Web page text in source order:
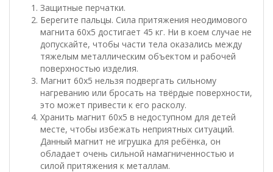
Защитные перчатки.
Берегите пальцы. Сила притяжения неодимового
магнита 60х5 достигает 45 кг. Ни в коем случае не
допускайте, чтобы части тела оказались между
тяжелым металлическим объектом и рабочей
поверхностью изделия.
Магнит 60х5 нельзя подвергать сильному
нагреванию или бросать на твёрдые поверхности,
это может привести к его расколу.
Хранить магнит 60х5 в недоступном для детей
месте, чтобы избежать неприятных ситуаций.
Данный магнит не игрушка для ребёнка, он
обладает очень сильной намагниченностью и
силой притяжения к металлам.